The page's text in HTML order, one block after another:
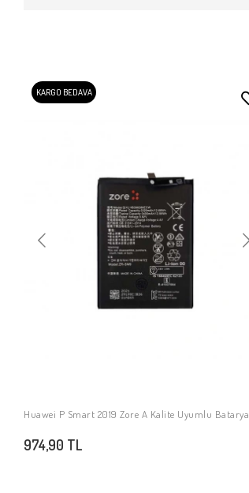
KARGO BEDAVA
SEPETE EKLE
Huawei P Smart 2019 Zore A Kalite Uyumlu Batarya
974,90 TL